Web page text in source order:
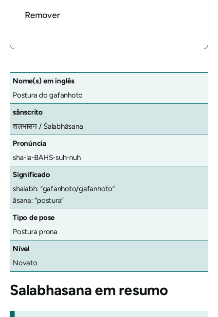
Remover
Nome(s) em inglês
Postura do gafanhoto
sânscrito
शलभासन / Śalabhāsana
Pronúncia
sha-la-BAHS-suh-nuh
Significado
shalabh: “gafanhoto/gafanhoto”
āsana: “postura”
Tipo de pose
Postura prona
Nível
Novato
Salabhasana em resumo